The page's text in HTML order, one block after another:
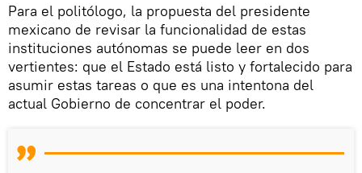
Para el politólogo, la propuesta del presidente
mexicano de revisar la funcionalidad de estas
instituciones autónomas se puede leer en dos
vertientes: que el Estado está listo y fortalecido para
asumir estas tareas o que es una intentona del
actual Gobierno de concentrar el poder.